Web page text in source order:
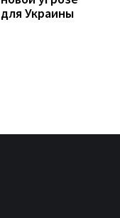
для Украины